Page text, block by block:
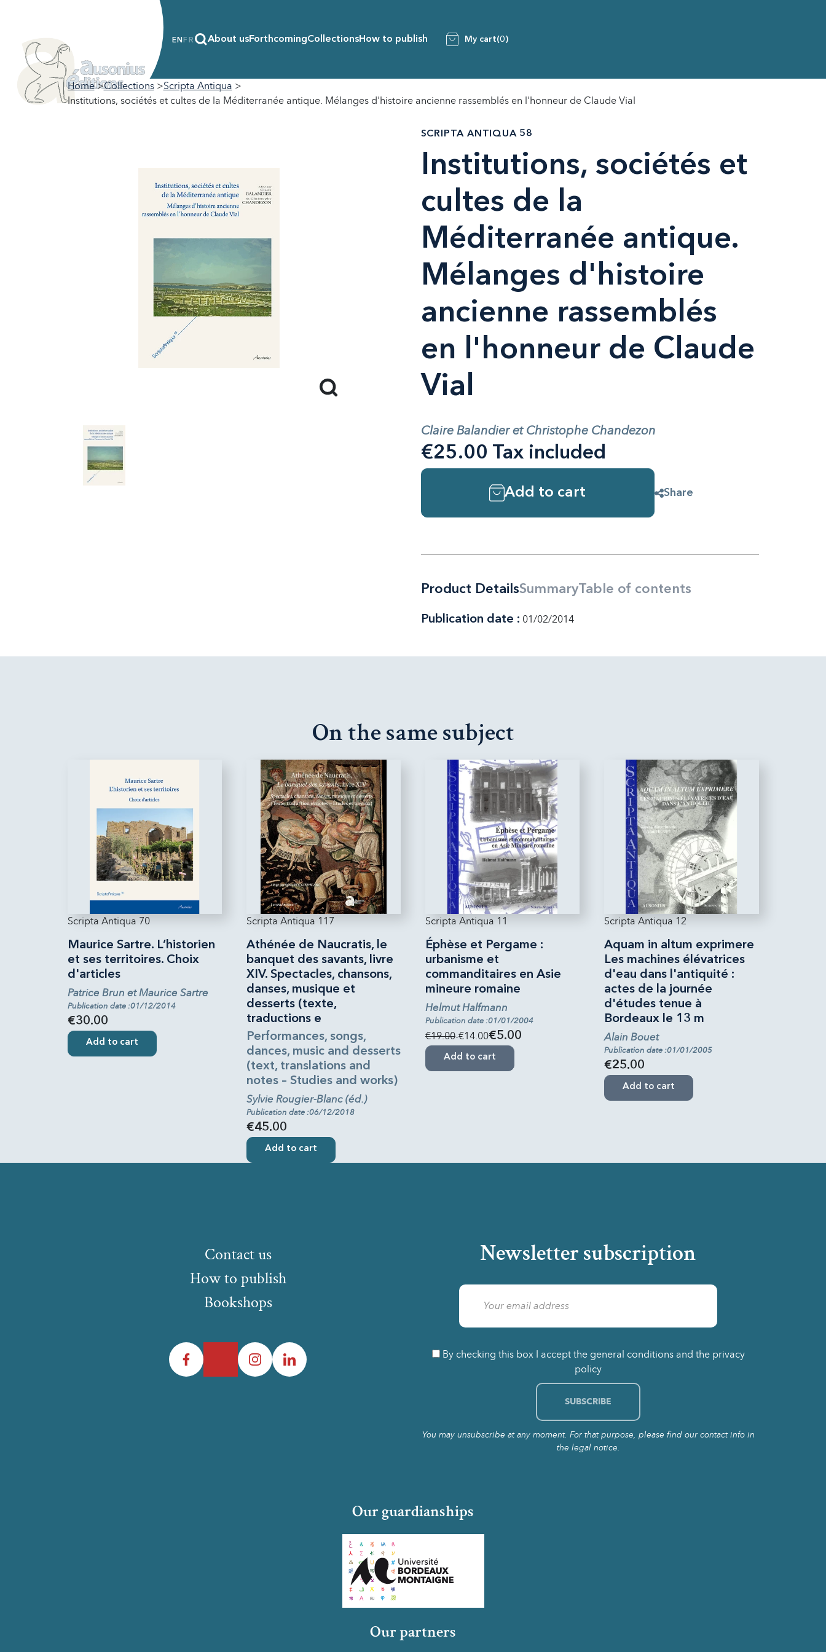
FR
EN About usForthcomingCollectionsHow to publish My cart(0)
Home Collections
Scripta Antiqua
Institutions, sociétés et cultes de la Méditerranée antique. Mélanges d'histoire ancienne rassemblés en l'honneur de Claude Vial
SCRIPTA ANTIQUA 58
Institutions, sociétés et
cultes de la
Méditerranée antique.
Mélanges d'histoire
ancienne rassemblés
en l'honneur de Claude
Vial
Claire Balandier et Christophe Chandezon
€25.00 Tax included
Add to cart Share
Product DetailsSummaryTable of contents
Publication date : 01/02/2014
On the same subject
Scripta Antiqua 70
Maurice Sartre. L’historien
et ses territoires. Choix
d'articles
Patrice Brun et Maurice Sartre
Publication date :01/12/2014
€30.00
Add to cart
Scripta Antiqua 117
Athénée de Naucratis, le
banquet des savants, livre
XIV. Spectacles, chansons,
danses, musique et
desserts (texte,
traductions e
Performances, songs,
dances, music and desserts
(text, translations and
notes – Studies and works)
Sylvie Rougier-Blanc (éd.)
Publication date :06/12/2018
€45.00
Add to cart
Scripta Antiqua 11
Éphèse et Pergame :
urbanisme et
commanditaires en Asie
mineure romaine
Helmut Halfmann
Publication date :01/01/2004
€19.00-€14.00€5.00
Add to cart
Scripta Antiqua 12
Aquam in altum exprimere
Les machines élévatrices
d'eau dans l'antiquité :
actes de la journée
d'études tenue à
Bordeaux le 13 m
Alain Bouet
Publication date :01/01/2005
€25.00
Add to cart
Newsletter subscription
By checking this box I accept the general conditions and the privacy
policy
You may unsubscribe at any moment. For that purpose, please find our contact info in
the legal notice.
How to publish
Bookshops
Contact us
Facebook InstagramLinkedIn
Our guardianships
Our partners